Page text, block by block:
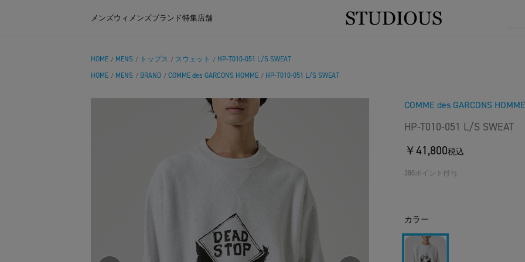
メンズウィメンズブランド特集店舗
HOME / MENS / トップス / スウェット / HP-T010-051 L/S SWEAT
HOME / MENS / BRAND / COMME des GARCONS HOMME / HP-T010-051 L/S SWEAT
COMME des GARCONS HOMME
HP-T010-051 L/S SWEAT
￥41,800税込
380ポイント付与
カラー